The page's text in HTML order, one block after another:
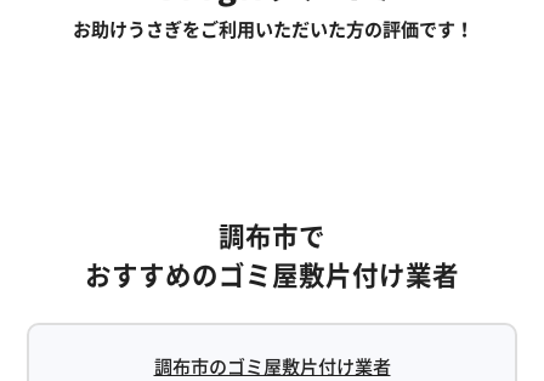
お助けうさぎをご利用いただいた方の評価です！
調布市で
おすすめのゴミ屋敷片付け業者
調布市のゴミ屋敷片付け業者